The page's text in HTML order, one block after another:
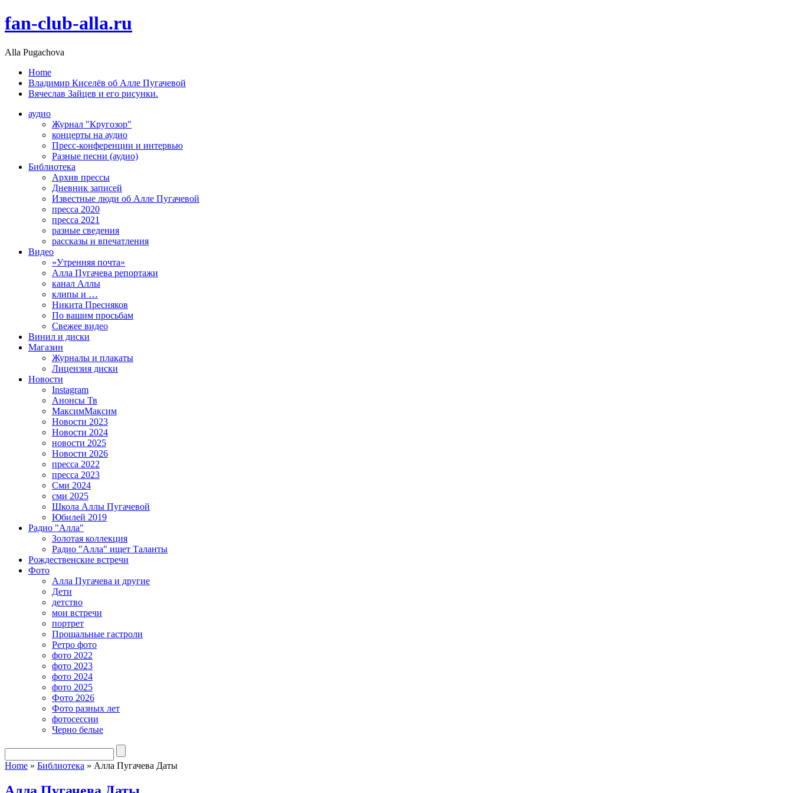
fan-club-alla.ru
Alla Pugachova
Home
Владимир Киселёв об Алле Пугачевой
Вячеслав Зайцев и его рисунки.
аудио
Журнал "Кругозор"
концерты на аудио
Пресс-конференции и интервью
Разные песни (аудио)
Библиотека
Архив прессы
Дневник записей
Известные люди об Алле Пугачевой
пресса 2020
пресса 2021
разные сведения
рассказы и впечатления
Видео
»Утренняя почта»
Алла Пугачева репортажи
канал Аллы
клипы и …
Никита Пресняков
По вашим просьбам
Свежее видео
Винил и диски
Магазин
Журналы и плакаты
Лицензия диски
Новости
Instagram
Анонсы Тв
МаксимМаксим
Новости 2023
Новости 2024
новости 2025
Новости 2026
пресса 2022
пресса 2023
Сми 2024
сми 2025
Школа Аллы Пугачевой
Юбилей 2019
Радио "Алла"
Золотая коллекция
Радио "Алла" ищет Таланты
Рождественские встречи
Фото
Алла Пугачева и другие
Дети
детство
мои встречи
портрет
Прощальные гастроли
Ретро фото
фото 2022
фото 2023
фото 2024
фото 2025
Фото 2026
Фото разных лет
фотосессии
Черно белые
Home » Библиотека » Алла Пугачева Даты